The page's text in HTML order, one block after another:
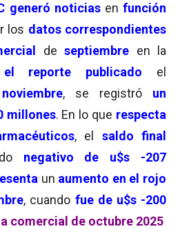
generó noticias enfunción
los datos correspondientes
de septiembre en la
el reporte publicado el
, se registró un
millones. En lo que respecta
, el saldo final
negativo de u$s -207
un aumento en el rojo
, cuando fue de u$s -200
comercial de octubre 2025